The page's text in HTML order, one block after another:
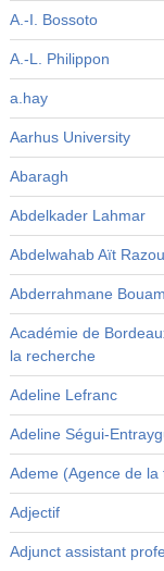
A.-I. Bossoto
A.-L. Philippon
a.hay
Aarhus University
Abaragh
Abdelkader Lahmar
Abdelwahab Aït
Abderrahmane
Académie de
la recherche
Adeline Lefranc
Adeline Ségui-
Ademe (Agence de
Adjectif
Adjunct assistant